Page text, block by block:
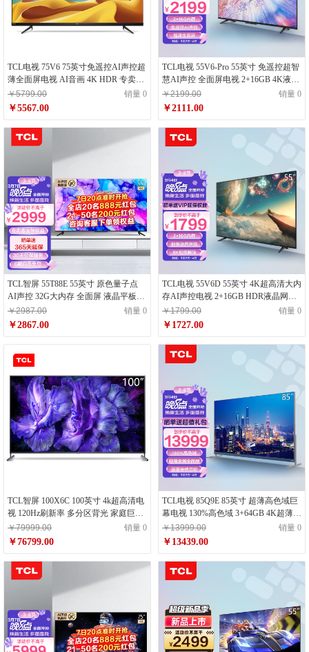
TCL电视 75V6 75英寸免遥控AI声控超
薄全面屏电视 AI音画 4K HDR 专卖店
专用
￥5799.00 销量 0
￥5567.00
TCL电视 55V6-Pro 55英寸 免遥控超智
慧AI声控 全面屏电视 2+16GB 4K液晶
网络智能电视机
￥2199.00 销量 0
￥2111.00
TCL智屏 55T88E 55英寸 原色量子点
AI声控 32G大内存 全面屏 液晶平板电
视
￥2987.00 销量 0
￥2867.00
TCL电视 55V6D 55英寸 4K超高清大内
存AI声控电视 2+16GB HDR液晶网络
智能电视机 以旧换新
￥1799.00 销量 0
￥1727.00
TCL智屏 100X6C 100英寸 4k超高清电
视 120Hz刷新率 多分区背光 家庭巨幕
私人影院 线下同款 平板电视机
￥79999.00 销量 0
￥76799.00
TCL电视 85Q9E 85英寸 超薄高色域巨
幕电视 130%高色域 3+64GB 4K超薄全
面屏 液晶网络智能电视机 以旧换新
￥13999.00 销量 0
￥13439.00